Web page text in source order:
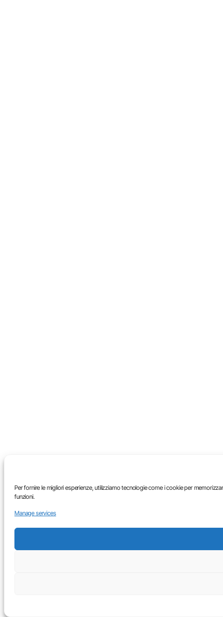
Per fornire le migliori esperienze, utilizziamo tecnologie come i cookie per
funzioni.
Manage services